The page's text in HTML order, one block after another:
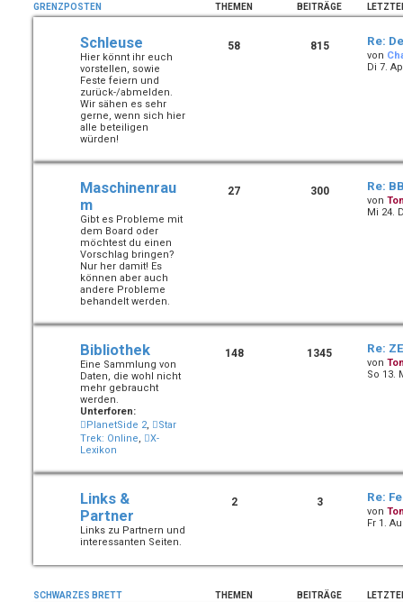
GRENZPOSTEN THEMEN BEITRÄGE
Schleuse
Hier könnt ihr euch
vorstellen, sowie
Feste feiern und
zurück-/abmelden.
Wir sähen es sehr
gerne, wenn sich hier
alle beteiligen
würden!
58 815 Re:
von
Di 7.
Maschinenrau
m
Gibt es Probleme mit
dem Board oder
möchtest du einen
Vorschlag bringen?
Nur her damit! Es
können aber auch
andere Probleme
behandelt werden.
27 300 Re:
von
Mi 24.
Bibliothek
Eine Sammlung von
Daten, die wohl nicht
mehr gebraucht
werden.
Unterforen:
PlanetSide 2
Star
Trek: Online
X-
Lexikon
148 1345 Re:
von
So 13.
Links &
Partner
Links zu Partnern und
interessanten Seiten.
2 3 Re:
von
Fr 1.
SCHWARZES BRETT THEMEN BEITRÄGE